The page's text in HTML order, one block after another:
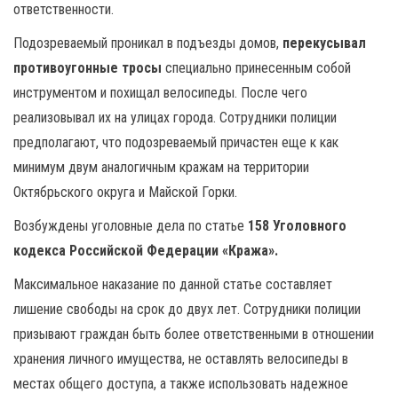
ответственности.
Подозреваемый проникал в подъезды домов, перекусывал
противоугонные тросы специально принесенным собой
инструментом и похищал велосипеды. После чего
реализовывал их на улицах города. Сотрудники полиции
предполагают, что подозреваемый причастен еще к как
минимум двум аналогичным кражам на территории
Октябрьского округа и Майской Горки.
Возбуждены уголовные дела по статье 158 Уголовного
кодекса Российской Федерации «Кража».
Максимальное наказание по данной статье составляет
лишение свободы на срок до двух лет. Сотрудники полиции
призывают граждан быть более ответственными в отношении
хранения личного имущества, не оставлять велосипеды в
местах общего доступа, а также использовать надежное